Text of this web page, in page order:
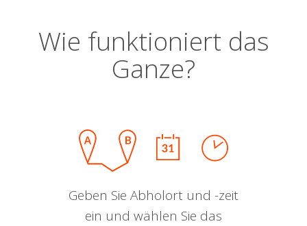
Wie funktioniert das
Ganze?
Geben Sie Abholort und -zeit
ein und wählen Sie das